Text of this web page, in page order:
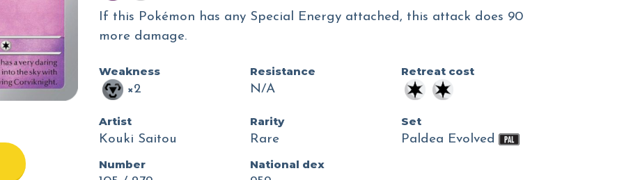
If this Pokémon has any Special Energy attached, this attack does 90
more damage.
Weakness
×2
Resistance
N/A
Retreat cost
Artist
Kouki Saitou
Rarity
Rare
Set
Paldea Evolved
Number
National dex